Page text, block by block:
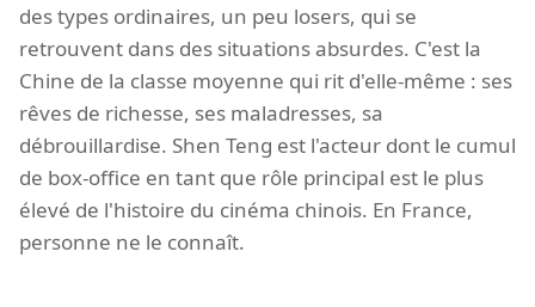
des types ordinaires, un peu losers, qui se
retrouvent dans des situations absurdes. C'est la
Chine de la classe moyenne qui rit d'elle-même : ses
rêves de richesse, ses maladresses, sa
débrouillardise. Shen Teng est l'acteur dont le cumul
de box-office en tant que rôle principal est le plus
élevé de l'histoire du cinéma chinois. En France,
personne ne le connaît.